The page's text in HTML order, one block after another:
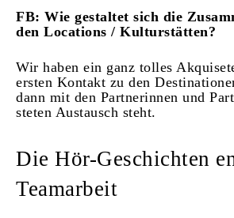
FB: Wie gestaltet sich die
den Locations / Kulturstätten?
Wir haben ein ganz tolles
ersten Kontakt zu den
dann mit den Partnerinnen und
steten Austausch steht.
Die Hör-Geschichten
Teamarbeit